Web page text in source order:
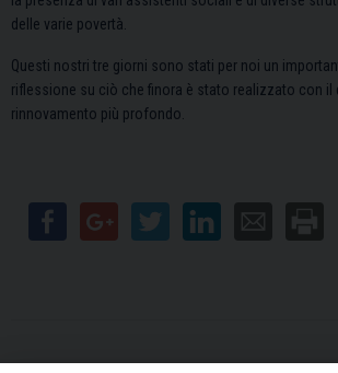
delle varie povertà.
Questi nostri tre giorni sono stati per noi un
riflessione su ciò che finora è stato realizzato con il
rinnovamento più profondo.